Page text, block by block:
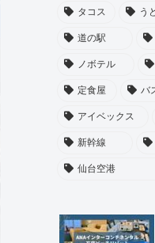
タコス う
道の駅
ノボテル
定食屋 バ
アイベックス
新幹線
仙台空港